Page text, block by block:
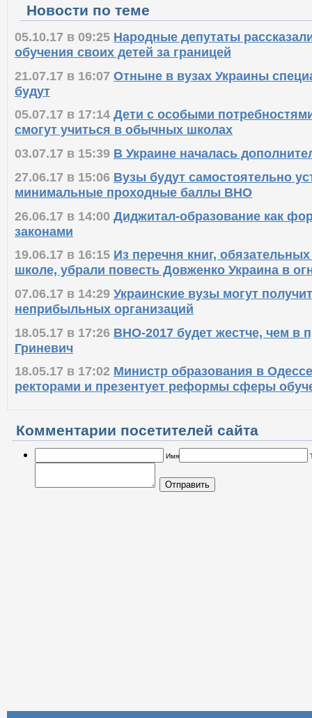
Новости по теме
05.10.17 в 09:25 Народные депутаты
обучения своих детей за границей
21.07.17 в 16:07 Отныне в вузах Украины
будут
05.07.17 в 17:14 Дети с особыми
смогут учиться в обычных школах
03.07.17 в 15:39 В Украине началась
27.06.17 в 15:06 Вузы будут самостоятельно
минимальные проходные баллы ВНО
26.06.17 в 14:00 Диджитал-образование как
законами
19.06.17 в 16:15 Из перечня книг,
школе, убрали повесть Довженко Украина в
07.06.17 в 14:29 Украинские вузы могут
неприбыльных организаций
18.05.17 в 17:26 ВНО-2017 будет жестче, чем в
Гриневич
18.05.17 в 17:02 Министр образования в
ректорами и презентует реформы сферы
Комментарии посетителей сайта
Имя
Отправить